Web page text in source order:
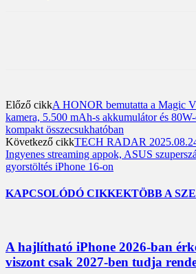
Előző cikkA HONOR bemutatta a Magic
kamera, 5.500 mAh-s akkumulátor és
kompakt összecsukhatóban
Következő cikkTECH RADAR
Ingyenes streaming appok, ASUS
gyorstöltés iPhone 16-on
KAPCSOLÓDÓ CIKKEKTÖBB A
A hajlítható iPhone 2026-ban
viszont csak 2027-ben tudja